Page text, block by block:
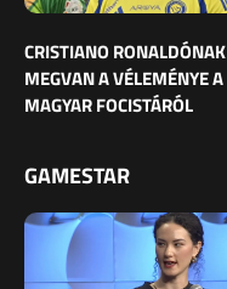
CRISTIANO RONALDÓNAK
MEGVAN A VÉLEMÉNYE A
MAGYAR FOCISTÁRÓL
GAMESTAR